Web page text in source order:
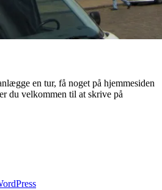
en tur, få noget på hjemmesiden
du velkommen til at skrive på